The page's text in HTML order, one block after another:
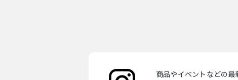
商品やイベントなどの